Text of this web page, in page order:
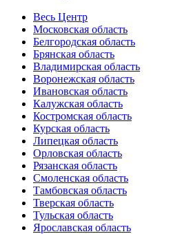
Весь Центр
Московская область
Белгородская область
Брянская область
Владимирская область
Воронежская область
Ивановская область
Калужская область
Костромская область
Курская область
Липецкая область
Орловская область
Рязанская область
Смоленская область
Тамбовская область
Тверская область
Тульская область
Ярославская область